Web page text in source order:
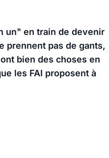
un" en train de devenir
prennent pas de gants,
bien des choses en
les FAI proposent à